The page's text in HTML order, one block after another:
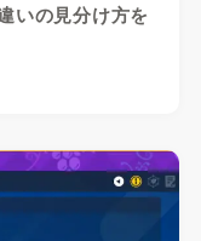
いの見分け方を